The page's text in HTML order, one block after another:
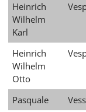
Heinrich
Wilhelm
Karl
Heinrich
Wilhelm
Otto
Pasquale